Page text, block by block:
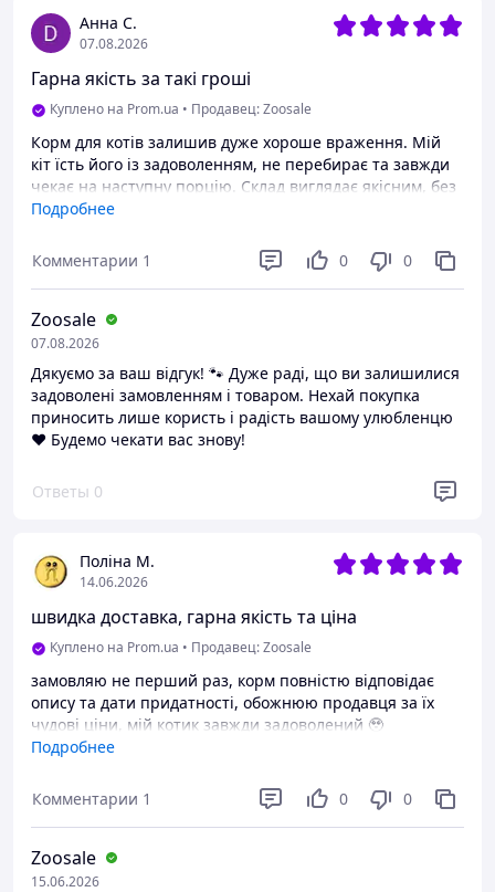
Анна С.
07.08.2026
Гарна якість за такі гроші
Куплено на Prom.ua • Продавец: Zoosale
Корм для котів залишив дуже хороше враження. Мій
кіт їсть його із задоволенням, не перебирає та завжди
чекає на наступну порцію. Склад виглядає якісним, без
різкого запаху, гранули зручного розміру. Також
грайливим. Упаковка зручна, добре закривається, тому
корм довше залишається свіжим. Ціна відповідає
якості, а витрата досить економна. Загалом я повністю
задоволена покупкою і можу сміливо рекомендувати
цей корм власникам котів, які шукають якісне та
збалансоване харчування для своїх улюбленців.
Подробнее
Комментарии 1 0 0
Zoosale
07.08.2026
Дякуємо за ваш відгук! 🐾 Дуже раді, що ви залишилися
задоволені замовленням і товаром. Нехай покупка
приносить лише користь і радість вашому улюбленцю
❤️ Будемо чекати вас знову!
Ответы 0
Поліна М.
14.06.2026
швидка доставка, гарна якість та ціна
Куплено на Prom.ua • Продавец: Zoosale
замовляю не перший раз, корм повністю відповідає
опису та дати придатності, обожнюю продавця за їх
чудові ціни, мій котик завжди задоволений 🥹
Преимущества
Подробнее
Комментарии 1 0 0
Zoosale
15.06.2026